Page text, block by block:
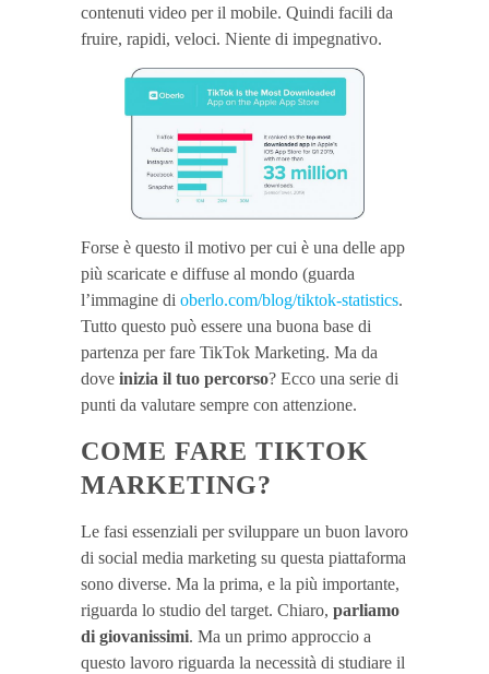
contenuti video per il mobile. Quindi facili da
fruire, rapidi, veloci. Niente di impegnativo.
Forse è questo il motivo per cui è una delle app
più scaricate e diffuse al mondo (guarda
l’immagine di oberlo.com/blog/tiktok-statistics.
Tutto questo può essere una buona base di
partenza per fare TikTok Marketing. Ma da
dove inizia il tuo percorso? Ecco una serie di
punti da valutare sempre con attenzione.
COME FARE TIKTOK
MARKETING?
Le fasi essenziali per sviluppare un buon lavoro
di social media marketing su questa piattaforma
sono diverse. Ma la prima, e la più importante,
riguarda lo studio del target. Chiaro, parliamo
di giovanissimi. Ma un primo approccio a
questo lavoro riguarda la necessità di studiare il